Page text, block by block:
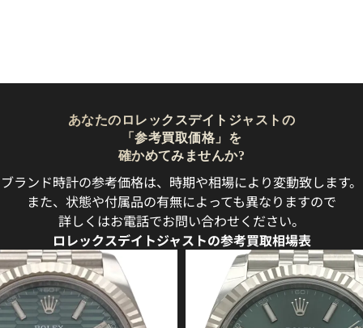
あなたのロレックスデイトジャストの
「参考買取価格」を
確かめてみませんか?
ブランド時計の参考価格は、時期や相場により変動致します。
また、状態や付属品の有無によっても異なりますので
詳しくはお電話でお問い合わせください。
ロレックスデイトジャストの参考買取相場表